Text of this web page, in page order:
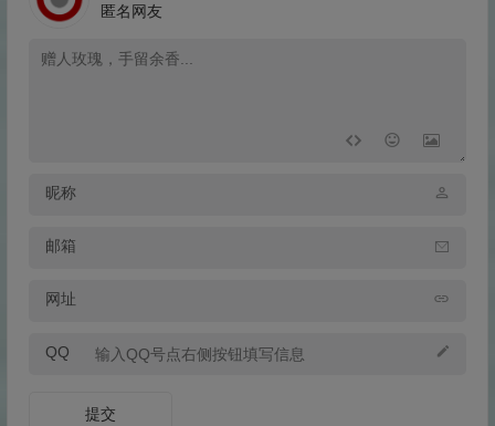
匿名网友
昵称
邮箱
网址
QQ